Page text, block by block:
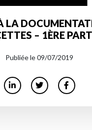
LA
– 1ÈRE
Publiée le 09/07/2019